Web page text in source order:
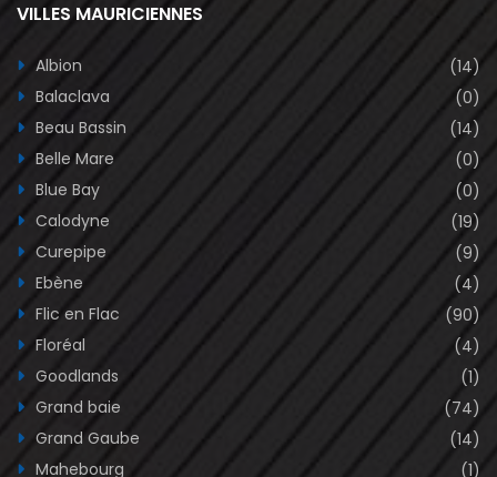
VILLES MAURICIENNES
Albion
(14)
Balaclava
(0)
Beau Bassin
(14)
Belle Mare
(0)
Blue Bay
(0)
Calodyne
(19)
Curepipe
(9)
Ebène
(4)
Flic en Flac
(90)
Floréal
(4)
Goodlands
(1)
Grand baie
(74)
Grand Gaube
(14)
Mahebourg
(1)